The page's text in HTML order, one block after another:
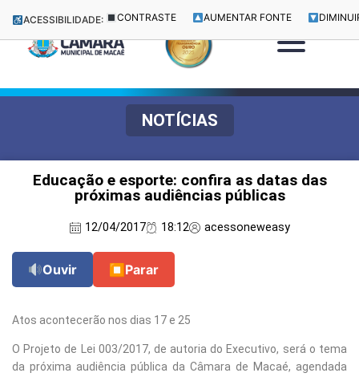
ACESSIBILIDADE: CONTRASTE AUMENTAR FONTE
NOTÍCIAS
Educação e esporte: confira as datas das
próximas audiências públicas
12/04/2017 18:12 acessoneweasy
Ouvir ⏹ Parar
Atos acontecerão nos dias 17 e 25
O Projeto de Lei 003/2017, de autoria do Executivo, será o tema
da próxima audiência pública da Câmara de Macaé, agendada